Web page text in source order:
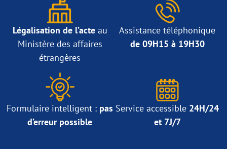
Légalisation de l’acteau
Ministère des affaires
étrangères
Assistance téléphonique
de 09H15 à 19H30
Formulaire intelligent : pas
d’erreur possible
Service accessible 24H/24
et 7J/7